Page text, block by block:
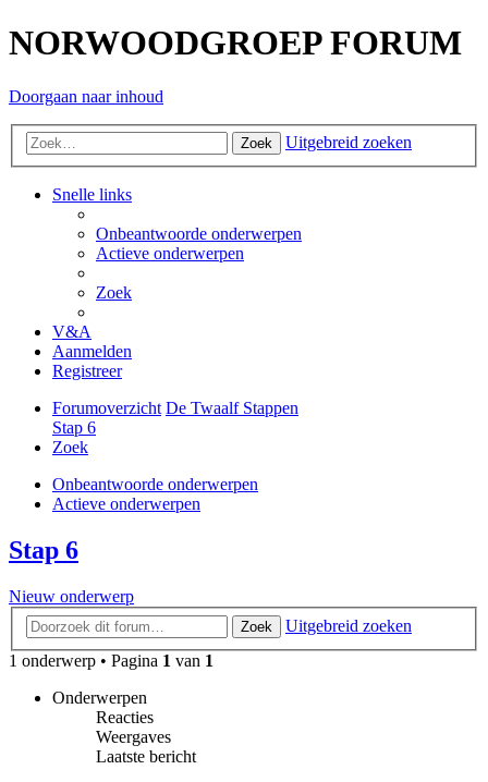
NORWOODGROEP FORUM
Doorgaan naar inhoud
Zoek Uitgebreid zoeken
Snelle links
Onbeantwoorde onderwerpen
Actieve onderwerpen
Zoek
V&A
Aanmelden
Registreer
Forumoverzicht De Twaalf Stappen
Stap 6
Zoek
Onbeantwoorde onderwerpen
Actieve onderwerpen
Stap 6
Nieuw onderwerp
Zoek
Uitgebreid zoeken
1 onderwerp • Pagina 1 van 1
Onderwerpen
Reacties
Weergaves
Laatste bericht